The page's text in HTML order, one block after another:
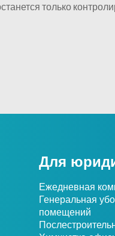
только
Для
Ежедневная
Генеральная
помещений